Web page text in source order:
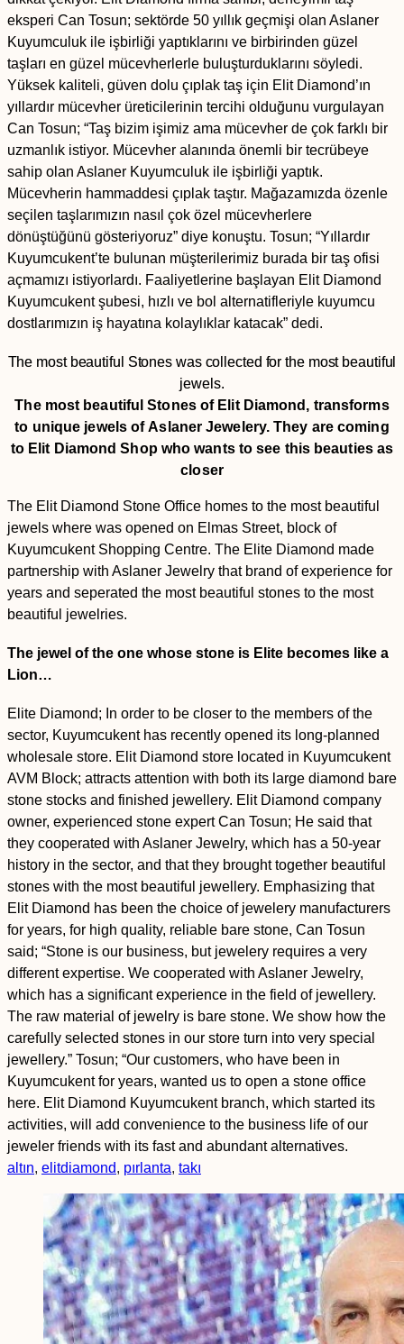
eksperi Can Tosun; sektörde 50 yıllık geçmişi olan Aslaner
Kuyumculuk ile işbirliği yaptıklarını ve birbirinden güzel
taşları en güzel mücevherlerle buluşturduklarını söyledi.
Yüksek kaliteli, güven dolu çıplak taş için Elit Diamond’ın
yıllardır mücevher üreticilerinin tercihi olduğunu vurgulayan
Can Tosun; “Taş bizim işimiz ama mücevher de çok farklı bir
uzmanlık istiyor. Mücevher alanında önemli bir tecrübeye
sahip olan Aslaner Kuyumculuk ile işbirliği yaptık.
Mücevherin hammaddesi çıplak taştır. Mağazamızda özenle
seçilen taşlarımızın nasıl çok özel mücevherlere
dönüştüğünü gösteriyoruz” diye konuştu. Tosun; “Yıllardır
Kuyumcukent’te bulunan müşterilerimiz burada bir taş ofisi
açmamızı istiyorlardı. Faaliyetlerine başlayan Elit Diamond
Kuyumcukent şubesi, hızlı ve bol alternatifleriyle kuyumcu
dostlarımızın iş hayatına kolaylıklar katacak” dedi.
The most beautiful Stones was collected for the most beautiful
jewels.
The most beautiful Stones of Elit Diamond, transforms
to unique jewels of Aslaner Jewelery. They are coming
to Elit Diamond Shop who wants to see this beauties as
closer
The Elit Diamond Stone Office homes to the most beautiful
jewels where was opened on Elmas Street, block of
Kuyumcukent Shopping Centre. The Elite Diamond made
partnership with Aslaner Jewelry that brand of experience for
years and seperated the most beautiful stones to the most
beautiful jewelries.
The jewel of the one whose stone is Elite becomes like a
Lion…
Elite Diamond; In order to be closer to the members of the
sector, Kuyumcukent has recently opened its long-planned
wholesale store. Elit Diamond store located in Kuyumcukent
AVM Block; attracts attention with both its large diamond bare
stone stocks and finished jewellery. Elit Diamond company
owner, experienced stone expert Can Tosun; He said that
they cooperated with Aslaner Jewelry, which has a 50-year
history in the sector, and that they brought together beautiful
stones with the most beautiful jewellery. Emphasizing that
Elit Diamond has been the choice of jewelery manufacturers
for years, for high quality, reliable bare stone, Can Tosun
said; “Stone is our business, but jewelery requires a very
different expertise. We cooperated with Aslaner Jewelry,
which has a significant experience in the field of jewellery.
The raw material of jewelry is bare stone. We show how the
carefully selected stones in our store turn into very special
jewellery.” Tosun; “Our customers, who have been in
Kuyumcukent for years, wanted us to open a stone office
here. Elit Diamond Kuyumcukent branch, which started its
activities, will add convenience to the business life of our
jeweler friends with its fast and abundant alternatives.
altın, elitdiamond, pırlanta, takı